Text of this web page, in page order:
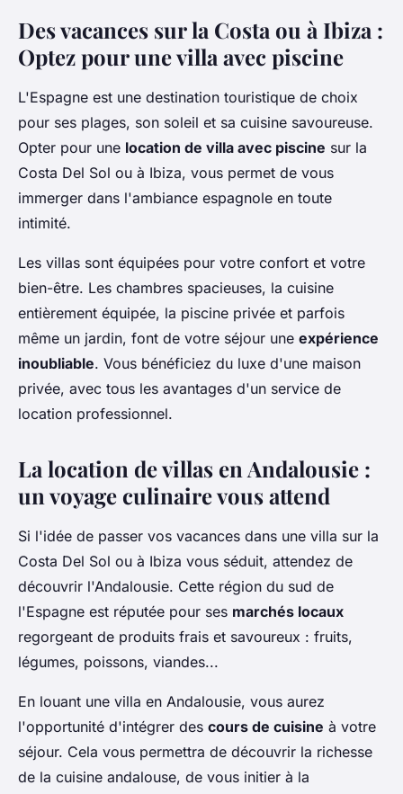
Des vacances sur la Costa ou à Ibiza :
Optez pour une villa avec piscine
L'Espagne est une destination touristique de choix
pour ses plages, son soleil et sa cuisine savoureuse.
Opter pour une location de villa avec piscine sur la
Costa Del Sol ou à Ibiza, vous permet de vous
immerger dans l'ambiance espagnole en toute
intimité.
Les villas sont équipées pour votre confort et votre
bien-être. Les chambres spacieuses, la cuisine
entièrement équipée, la piscine privée et parfois
même un jardin, font de votre séjour une expérience
inoubliable. Vous bénéficiez du luxe d'une maison
privée, avec tous les avantages d'un service de
location professionnel.
La location de villas en Andalousie :
un voyage culinaire vous attend
Si l'idée de passer vos vacances dans une villa sur la
Costa Del Sol ou à Ibiza vous séduit, attendez de
découvrir l'Andalousie. Cette région du sud de
l'Espagne est réputée pour ses marchés locaux
regorgeant de produits frais et savoureux : fruits,
légumes, poissons, viandes...
En louant une villa en Andalousie, vous aurez
l'opportunité d'intégrer des cours de cuisine à votre
séjour. Cela vous permettra de découvrir la richesse
de la cuisine andalouse, de vous initier à la